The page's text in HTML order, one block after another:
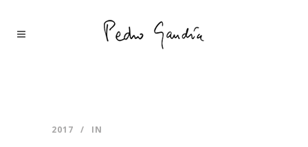
2017 IN